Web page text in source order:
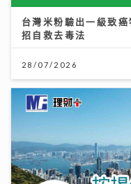
台灣米粉驗出一級致
招自救去毒法
28/07/2026